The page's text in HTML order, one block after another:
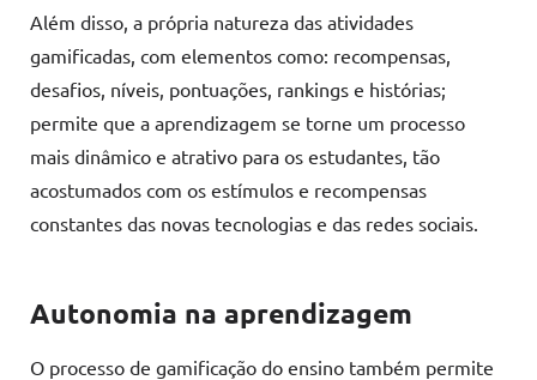
Além disso, a própria natureza das atividades
gamificadas, com elementos como: recompensas,
desafios, níveis, pontuações, rankings e histórias;
permite que a aprendizagem se torne um processo
mais dinâmico e atrativo para os estudantes, tão
acostumados com os estímulos e recompensas
constantes das novas tecnologias e das redes sociais.
Autonomia na aprendizagem
O processo de gamificação do ensino também permite